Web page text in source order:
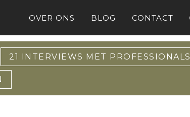
OVER ONS BLOG CONTACT
21 INTERVIEWS MET PROFESSIONALS